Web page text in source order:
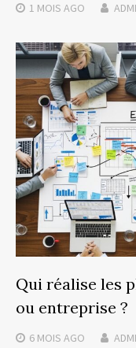
1 MOIS AGO
Qui réalise les
ou entreprise ?
6 MOIS AGO